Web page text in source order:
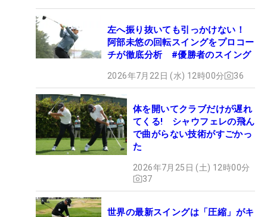
左へ振り抜いても引っかけない！
阿部未悠の回転スイングをプロコー
チが徹底分析 #優勝者のスイング
2026年7月22日 (水) 12時00分 36
体を開いてクラブだけが遅れ
てくる! シャウフェレの飛ん
で曲がらない技術がすごかっ
た
2026年7月25日 (土) 12時00分
37
世界の最新スイングは「圧縮」がキ